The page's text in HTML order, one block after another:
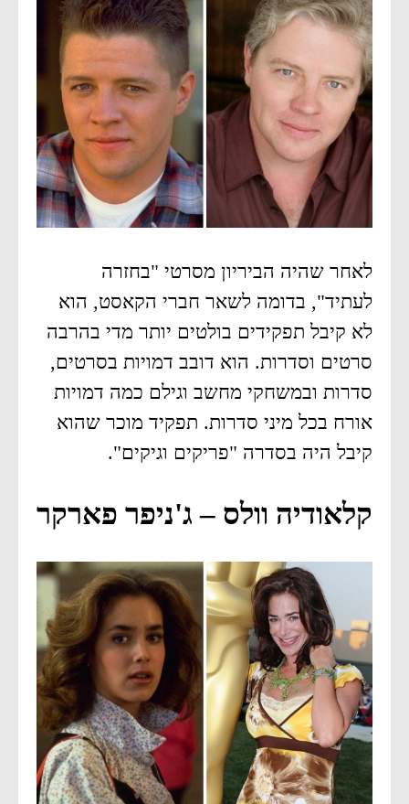
לאחר שהיה הביריון מסרטי "בחזרה
לעתיד", בדומה לשאר חברי הקאסט, הוא
לא קיבל תפקידים בולטים יותר מדי בהרבה
סרטים וסדרות. הוא דובב דמויות בסרטים,
סדרות ובמשחקי מחשב וגילם כמה דמויות
אורח בכל מיני סדרות. תפקיד מוכר שהוא
קיבל היה בסדרה "פריקים וגיקים".
קלאודיה וולס – ג'ניפר פארקר